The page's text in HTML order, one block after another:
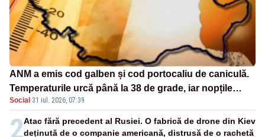
ANM a emis cod galben și cod portocaliu de caniculă.
Temperaturile urcă până la 38 de grade, iar nopțile
devin tropicale
Social ·31 iul. 2026, 07:39
2Atac fără precedent al Rusiei. O fabrică de drone din Kiev
deținută de o companie americană, distrusă de o rachetă